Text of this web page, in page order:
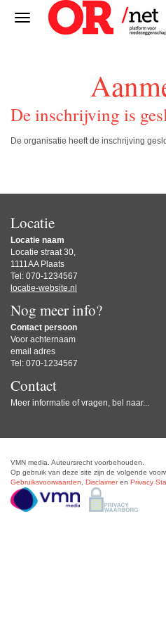
De inschrijving is
De organisatie heeft de inschrijving
Locatie
Locatie naam
Locatie straat 30,
1111AA Plaats
Tel: 070-1234567
locatie-website.nl
Nog meer info?
Contact persoon
Voor achternaam
email adres
Tel: 070-1234567
Contact
Meer informatie of vragen, bel naar...
VMN media. Auteursrecht voorbehouden.
Op gebruik van deze site zijn de volgende
Gebruiksvoorwaarden
Disclaimeren Privacy